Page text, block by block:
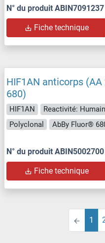
N° du produit ABIN7091237
Fiche technique
HIF1AN anticorps
680)
HIF1AN Reactivité: Humain
Polyclonal
AbBy Fluor®
N° du produit ABIN5002700
Fiche technique
1